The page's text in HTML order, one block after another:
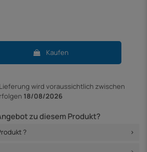
Kaufen
wird voraussichtlich zwischen
18/08/2026
zu diesem Produkt?
?